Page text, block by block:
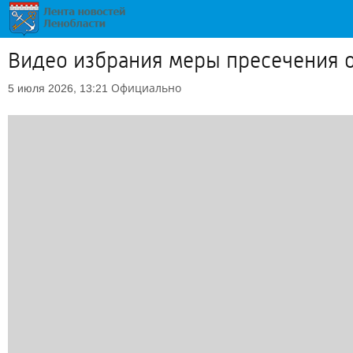
Видео избрания меры пресечения
5 июля 2026, 13:21 Официально